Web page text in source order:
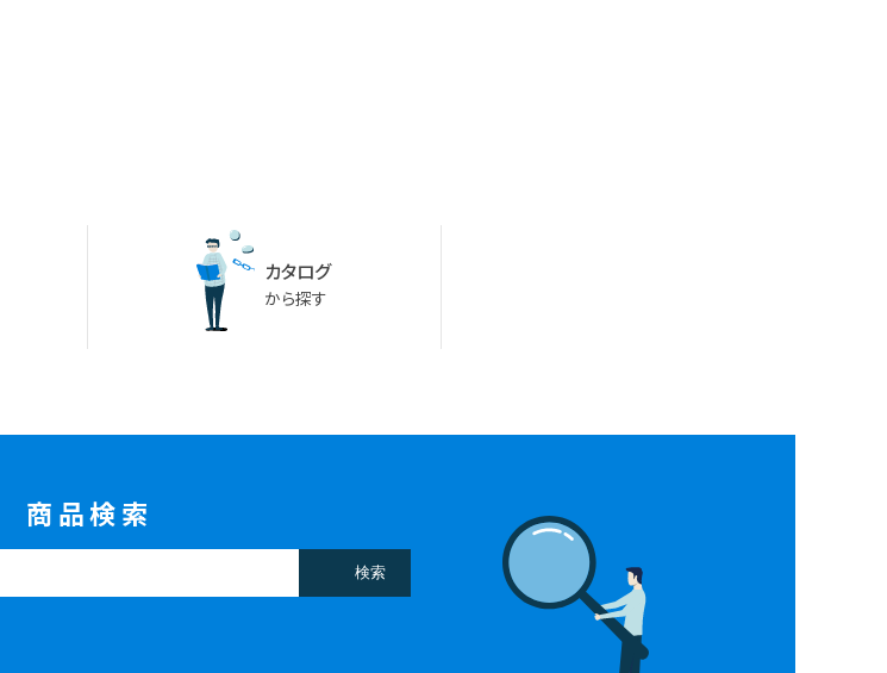
カタログ
から探す
商品検索